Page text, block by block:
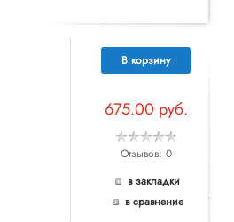
в ваше помещение.Читать >>
В корзину
675.00 руб.
Отзывов: 0
в закладки
в сравнение